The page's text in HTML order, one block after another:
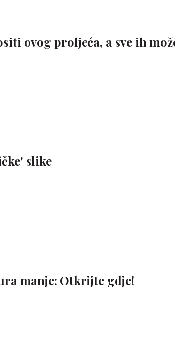
ovog proljeća, a sve ih
slike
manje: Otkrijte gdje!